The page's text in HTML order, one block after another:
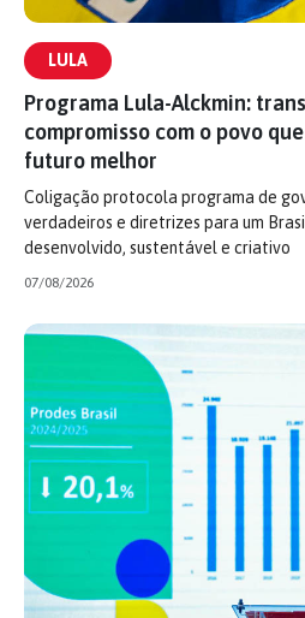
LULA
Programa Lula-Alckmin:
compromisso com o povo
futuro melhor
Coligação protocola programa de
verdadeiros e diretrizes para um
desenvolvido, sustentável e criativo
07/08/2026